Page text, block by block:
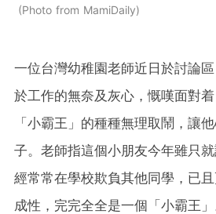
Photo from MamiDaily
一位台灣幼稚園老師近日於討論
於工作的無奈及灰心，慨嘆面對
「小霸王」的種種無理取鬧，讓
子。老師指這個小朋友今年雖只
經常常在學校欺負其他同學，已
成性，完完全全是一個「小霸王」